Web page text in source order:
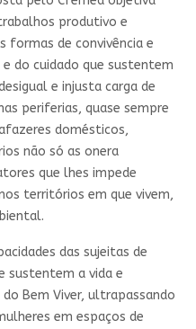
produtivo e
formas de convivência e
do cuidado que sustentem
e injusta carga de
periferias, quase sempre
domésticos,
não só as onera
que lhes impede
territórios em que vivem,
das sujeitas de
sustentem a vida e
Bem Viver, ultrapassando
em espaços de